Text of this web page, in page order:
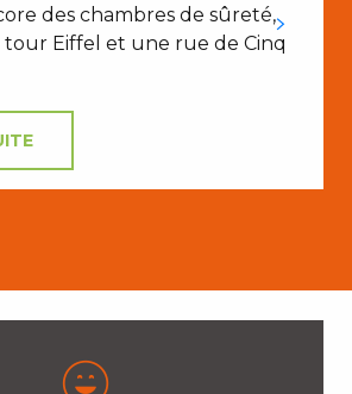
des chambres de sûreté,
tour Eiffel et une rue de Cinq